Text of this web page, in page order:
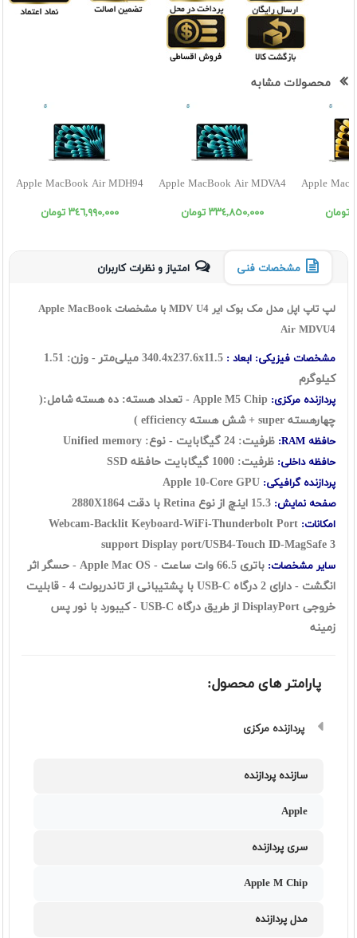
محصولات مشابه
Apple MacBook Air MDH94
٣٤٦,٩٩٠,٠٠٠ تومان
Apple MacBook Air MDVA4
٣٣٤,٨٥٠,٠٠٠ تومان
Apple
مشخصات فنی امتیاز و نظرات کاربران
لپ تاپ اپل مدل مک بوک ایر MDV U4 با مشخصات Apple MacBook
Air MDVU4
مشخصات فیزیکی: ابعاد :
340.4x237.6x11.5 میلی‌متر - وزن: 1.51
کیلوگرم
پردازنده مرکزی:
Apple M5 Chip - تعداد هسته: ده هسته شامل:(
چهارهسته super + شش هسته efficiency
)
حافظه RAM: ظرفیت: 24 گيگابايت - نوع: Unified memory
حافظه داخلی: ظرفیت: 1000 گيگابايت حافظه SSD
پردازنده گرافیکی: Apple 10-Core GPU
صفحه نمایش: 15.3 اينچ از نوع Retina با دقت 2880X1864
امکانات: Webcam-Backlit Keyboard-WiFi-Thunderbolt Port
support Display port/USB4-Touch ID-MagSafe 3
سایر مشخصات:
باتری 66.5 وات ساعت - Apple Mac OS - حسگر اثر
انگشت -
دارای 2 درگاه USB-C با پشتیبانی از تاندربولت 4 - قابلیت
خروجی DisplayPort از طریق درگاه USB-C - کیبورد با نور پس
زمینه
پارامتر های محصول:
پردازنده مرکزی
سازنده پردازنده
Apple
سری پردازنده
Apple M Chip
مدل پردازنده